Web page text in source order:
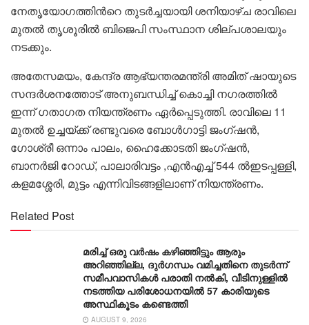
നേതൃയോഗത്തിൻറെ തുടർച്ചയായി ശനിയാഴ്ച രാവിലെ
മുതൽ തൃശൂരിൽ ബിജെപി സംസ്ഥാന ശില്പശാലയും
നടക്കും.
അതേസമയം, കേന്ദ്ര ആഭ്യന്തരമന്ത്രി അമിത് ഷായുടെ
സന്ദർശനത്തോട് അനുബന്ധിച്ച് കൊച്ചി നഗരത്തിൽ
ഇന്ന് ഗതാഗത നിയന്ത്രണം ഏർപ്പെടുത്തി. രാവിലെ 11
മുതൽ ഉച്ചയ്ക്ക് രണ്ടുവരെ ബോൾഗാട്ടി ജംഗ്ഷൻ,
ഗോശ്രീ ഒന്നാം പാലം, ഹൈക്കോടതി ജംഗ്ഷൻ,
ബാനർജി റോഡ്, പാലാരിവട്ടം ,എൻഎച്ച് 544 ൽഇടപ്പള്ളി,
കളമശ്ശേരി, മുട്ടം എന്നിവിടങ്ങളിലാണ് നിയന്ത്രണം.
Related Post
മരിച്ച് ഒരു വര്‍ഷം കഴിഞ്ഞിട്ടും ആരും
അറിഞ്ഞില്ല, ദുര്‍ഗന്ധം വമിച്ചതിനെ തുടര്‍ന്ന്
സമീപവാസികള്‍ പരാതി നല്‍കി, വീടിനുള്ളില്‍
നടത്തിയ പരിശോധനയില്‍ 57 കാരിയുടെ
അസ്ഥികൂടം കണ്ടെത്തി
AUGUST 9, 2026